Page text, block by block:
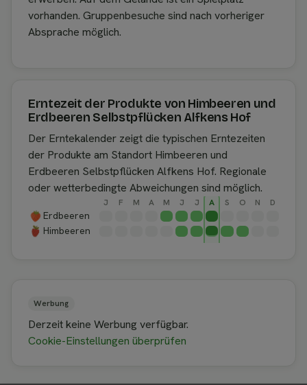
vorhanden. Gruppenbesuche sind nach vorheriger
Absprache möglich.
Erntezeit der Produkte von Himbeeren und
Erdbeeren Selbstpflücken Alfkens Hof
Der Erntekalender zeigt die typischen Erntezeiten
der Produkte am Standort Himbeeren und
Erdbeeren Selbstpflücken Alfkens Hof. Regionale
oder wetterbedingte Abweichungen sind möglich.
J F M A M J J A S O N D
Erdbeeren
Himbeeren
Werbung
Derzeit keine Werbung verfügbar.
Cookie-Einstellungen überprüfen